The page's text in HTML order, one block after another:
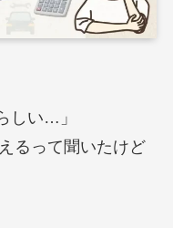
しい…」
るって聞いたけど